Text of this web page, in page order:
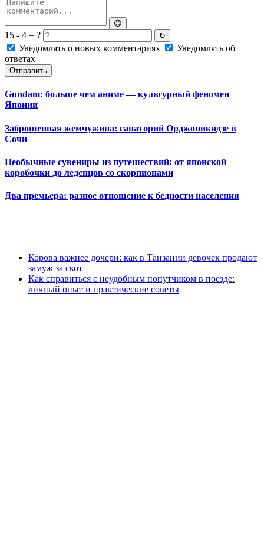
😊
15 - 4 = ? ↻
Уведомлять о новых комментариях
Уведомлять об
ответах
Отправить
Gundam: больше чем аниме — культурный феномен
Японии
Заброшенная жемчужина: санаторий Орджоникидзе в
Сочи
Необычные сувениры из путешествий: от японской
коробочки до леденцов со скорпионами
Два премьера: разное отношение к бедности населения
Корова важнее дочери: как в Танзании девочек продают
замуж за скот
Как справиться с неудобным попутчиком в поезде:
личный опыт и практические советы